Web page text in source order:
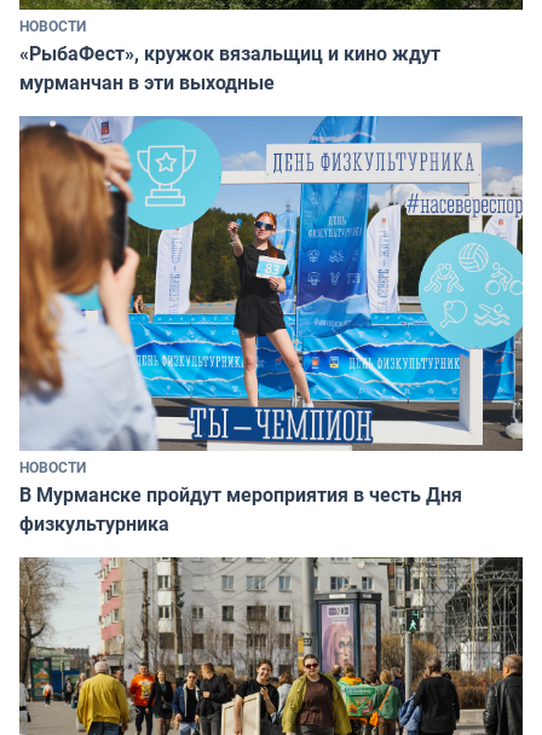
НОВОСТИ
«РыбаФест», кружок вязальщиц и кино ждут
мурманчан в эти выходные
НОВОСТИ
В Мурманске пройдут мероприятия в честь Дня
физкультурника